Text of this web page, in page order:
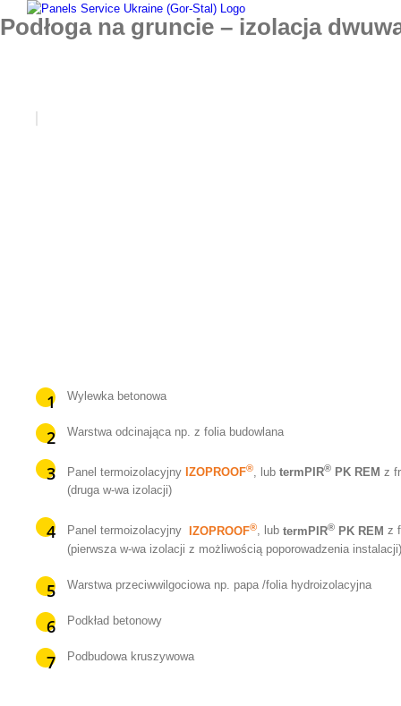
to
Podłoga na gruncie – izolacja
Wylewka betonowa
Warstwa odcinająca np. z folia budowlana
Panel termoizolacyjny IZOPROOF®, lub termPIR® PK REM z
(druga w-wa izolacji)
Panel termoizolacyjny IZOPROOF®, lub termPIR® PK REM z
(pierwsza w-wa izolacji z możliwością poporowadzenia instalacji)
Warstwa przeciwwilgociowa np. papa /folia hydroizolacyjna
Podkład betonowy
Podbudowa kruszywowa